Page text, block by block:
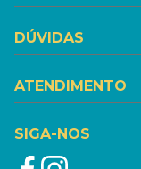
DÚVIDAS
ATENDIMENTO
SIGA-NOS